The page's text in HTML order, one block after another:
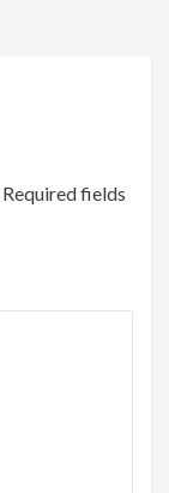
Required fields